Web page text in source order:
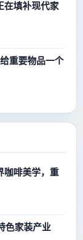
在填补现代家
重要物品一个
咖啡美学，重
中国特色家装产业